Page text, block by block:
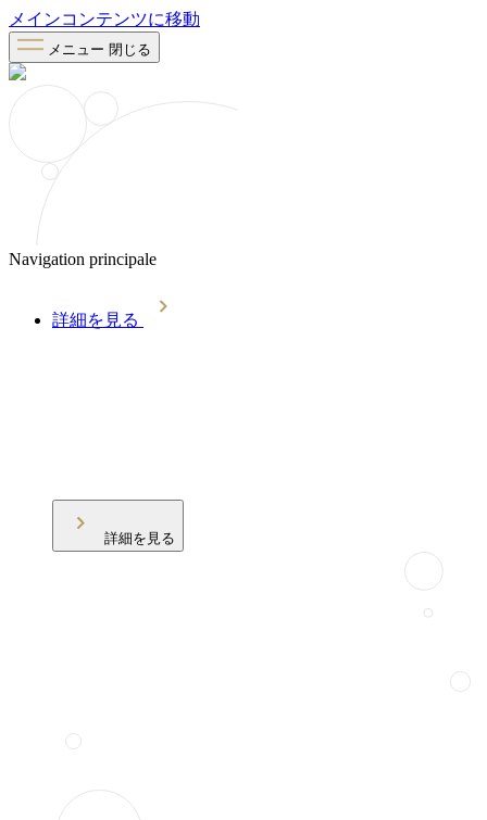
メインコンテンツに移動
メニュー 閉じる
Navigation principale
詳細を見る
詳細を見る